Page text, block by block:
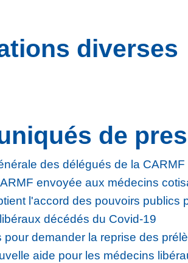
diverses
de
des délégués de la
envoyée aux médecins
l'accord des pouvoirs publics
décédés du Covid-19
pour demander la reprise des
aide pour les médecins